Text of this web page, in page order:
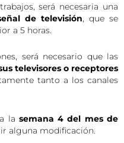
será necesaria una
de televisión , que se
a 5 horas.
será necesario que las
televisores o receptores
tanto a los canales
la semana 4 del mes de
alguna modificación.